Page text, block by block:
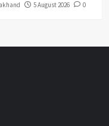
5 August 2026 0